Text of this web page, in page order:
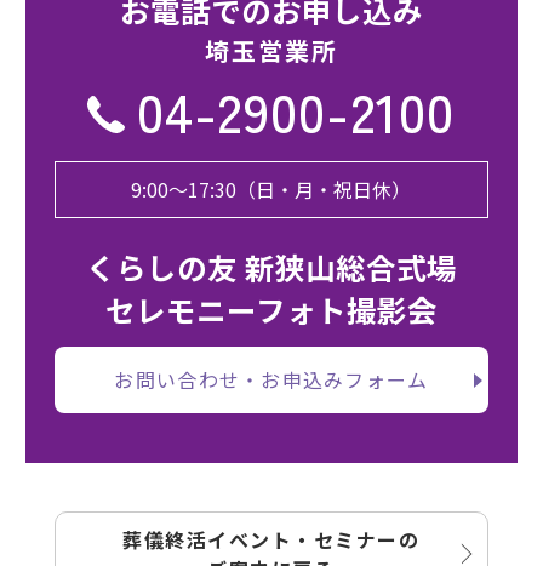
お電話でのお申し込み
埼⽟営業所
04-2900-2100
9:00〜17:30（日・月・祝日休）
くらしの友 新狭山総合式場
セレモニーフォト撮影会
お問い合わせ・お申込みフォーム
葬儀終活イベント・セミナーの